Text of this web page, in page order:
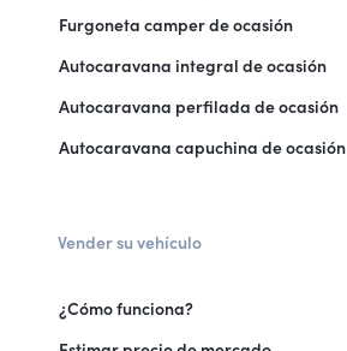
Furgoneta camper de ocasión
Autocaravana integral de ocasión
Autocaravana perfilada de ocasión
Autocaravana capuchina de ocasión
Vender su vehículo
¿Cómo funciona?